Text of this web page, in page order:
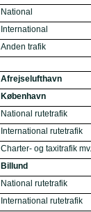
National
International
Anden trafik
Afrejselufthavn
København
National rutetrafik
International rutetrafik
Charter- og taxitrafik mv.
Billund
National rutetrafik
International rutetrafik